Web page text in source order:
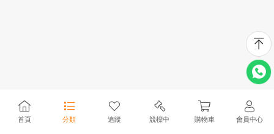
首頁 分類 追蹤 競標中 購物車 會員中心